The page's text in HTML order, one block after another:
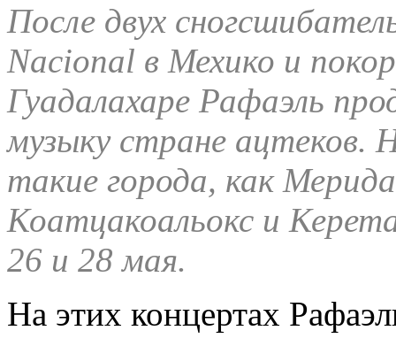
После двух
Nacional в Мехико и
Гуадалахаре Рафаэль
музыку стране ацтеков.
такие города, как
Коатцакоальокс и
26 и 28 мая.
На этих концертах